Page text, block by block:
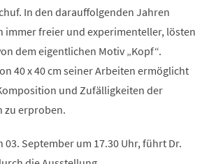
In den darauffolgenden Jahren
immer freier und experimenteller, lösten
dem eigentlichen Motiv „Kopf“.
40 x 40 cm seiner Arbeiten ermöglicht
und Zufälligkeiten der
zu erproben.
03. September um 17.30 Uhr, führt Dr.